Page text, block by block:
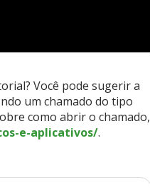
Você pode sugerir a
um chamado do tipo
como abrir o chamado,
e-aplicativos/.